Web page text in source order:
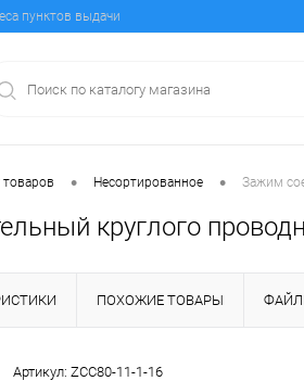
пунктов выдачи
товаров • Несортированное • Зажим
круглого
ПОХОЖИЕ ТОВАРЫ
Артикул: ZCC80-11-1-16